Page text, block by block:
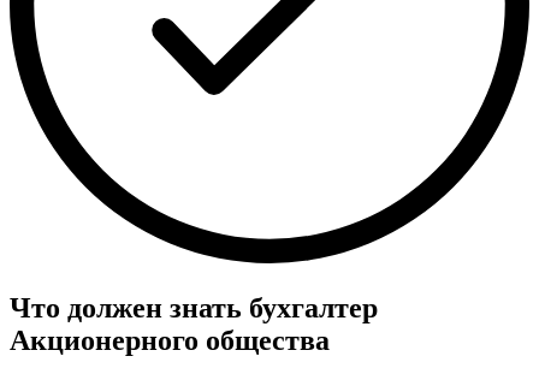
Что должен знать бухгалтер
Акционерного общества